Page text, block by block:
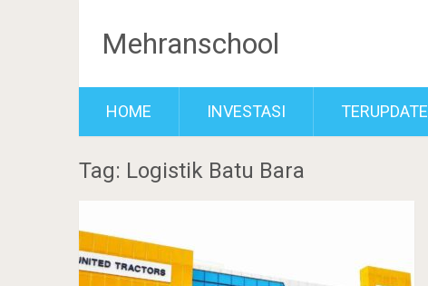
Mehranschool
HOME INVESTASI TERUPDATE
Tag: Logistik Batu Bara